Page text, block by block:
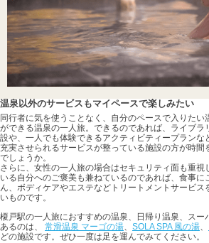
温泉以外のサービスもマイペースで楽しみたい
同行者に気を使うことなく、自分のペースで入りたい
ができる温泉の一人旅。できるのであれば、ライブラ
設や、一人でも体験できるアクティビティープランな
充実させられるサービスが整っている施設の方が時
でしょうか。
さらに、女性の一人旅の場合はセキュリティ面も重視
いる自分へのご褒美も兼ねているのであれば、食事に
ん、ボディケアやエステなどトリートメントサービス
いものです。
榎戸駅の一人旅におすすめの温泉、日帰り温泉、スー
あるのは、 常滑温泉 マーゴの湯、 SOLA SPA 風の湯、
どの施設です。ぜひ一度は足を運んでみてください。